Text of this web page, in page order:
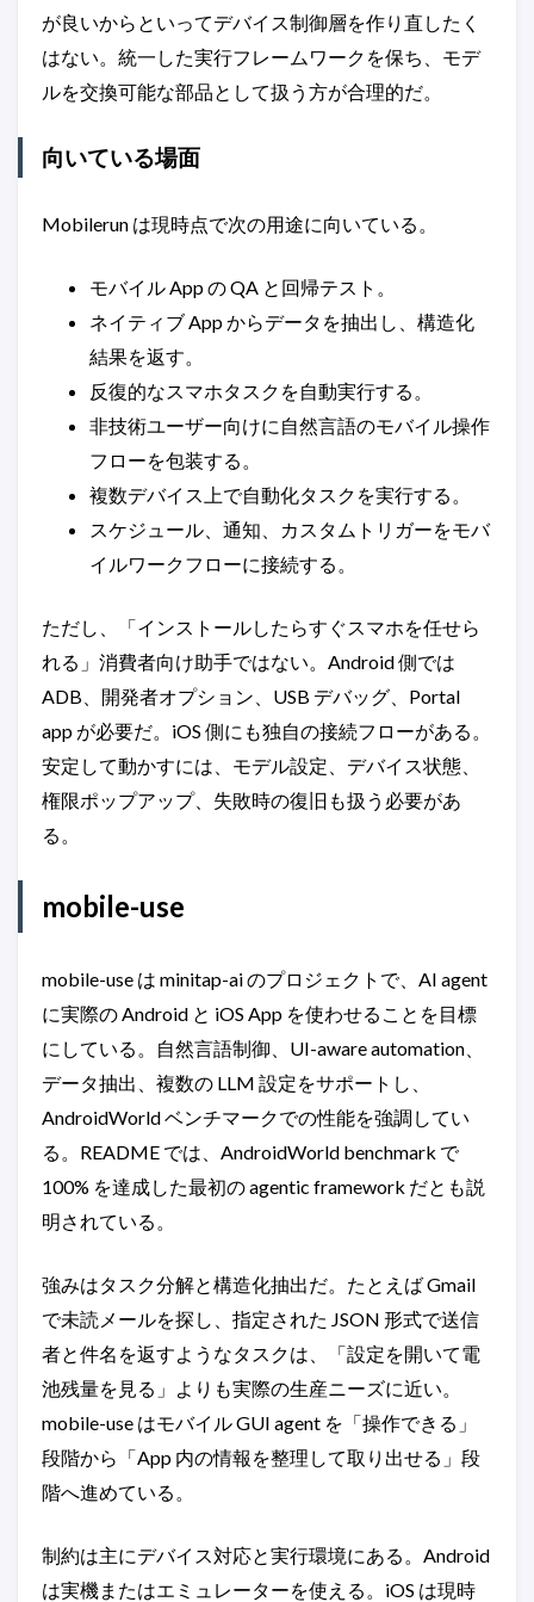
が良いからといってデバイス制御層を作り直したく
はない。統一した実行フレームワークを保ち、モデ
ルを交換可能な部品として扱う方が合理的だ。
向いている場面
Mobilerun は現時点で次の用途に向いている。
モバイル App の QA と回帰テスト。
ネイティブ App からデータを抽出し、構造化
結果を返す。
反復的なスマホタスクを自動実行する。
非技術ユーザー向けに自然言語のモバイル操作
フローを包装する。
複数デバイス上で自動化タスクを実行する。
スケジュール、通知、カスタムトリガーをモバ
イルワークフローに接続する。
ただし、「インストールしたらすぐスマホを任せら
れる」消費者向け助手ではない。Android 側では
ADB、開発者オプション、USB デバッグ、Portal
app が必要だ。iOS 側にも独自の接続フローがある。
安定して動かすには、モデル設定、デバイス状態、
権限ポップアップ、失敗時の復旧も扱う必要があ
る。
mobile-use
mobile-use は minitap-ai のプロジェクトで、AI agent
に実際の Android と iOS App を使わせることを目標
にしている。自然言語制御、UI-aware automation、
データ抽出、複数の LLM 設定をサポートし、
AndroidWorld ベンチマークでの性能を強調してい
る。README では、AndroidWorld benchmark で
100% を達成した最初の agentic framework だとも説
明されている。
強みはタスク分解と構造化抽出だ。たとえば Gmail
で未読メールを探し、指定された JSON 形式で送信
者と件名を返すようなタスクは、「設定を開いて電
池残量を見る」よりも実際の生産ニーズに近い。
mobile-use はモバイル GUI agent を「操作できる」
段階から「App 内の情報を整理して取り出せる」段
階へ進めている。
制約は主にデバイス対応と実行環境にある。Android
は実機またはエミュレーターを使える。iOS は現時